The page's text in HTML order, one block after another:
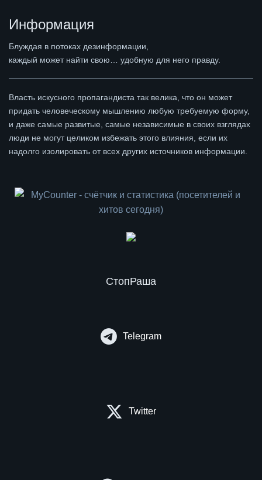
Информация
Блуждая в потоках дезинформации,
каждый может найти свою… удобную для него правду.
Власть искусного пропагандиста так велика, что он может
придать человеческому мышлению любую требуемую форму,
и даже самые развитые, самые независимые в своих взглядах
люди не могут целиком избежать этого влияния, если их
надолго изолировать от всех других источников информации.
СтопРаша
Telegram
Twitter